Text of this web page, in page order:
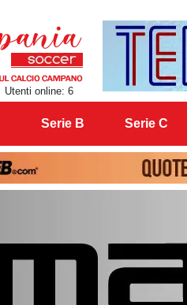
Utenti online: 6
Serie B Serie C